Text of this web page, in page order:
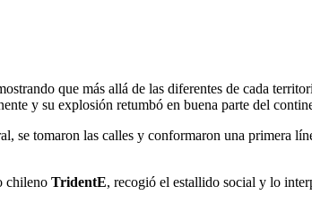
que más allá de las diferentes de cada
y su explosión retumbó en buena parte del
tomaron las calles y conformaron una primera
chileno TridentE, recogió el estallido social y lo